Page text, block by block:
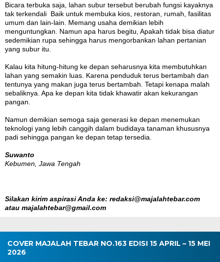
Bicara terbuka saja, lahan subur tersebut berubah fungsi kayaknya
tak terkendali Baik untuk membuka kios, restoran, rumah, fasilitas
umum dan lain-lain. Memang usaha demikian lebih
menguntungkan. Namun apa harus begitu, Apakah tidak bisa diatur
sedemikian rupa sehingga harus mengorbankan lahan pertanian
yang subur itu.
Kalau kita hitung-hitung ke depan seharusnya kita membutuhkan
lahan yang semakin luas. Karena penduduk terus bertambah dan
tentunya yang makan juga terus bertambah. Tetapi kenapa malah
sebaliknya. Apa ke depan kita tidak khawatir akan kekurangan
pangan.
Namun demikian semoga saja generasi ke depan menemukan
teknologi yang lebih canggih dalam budidaya tanaman khususnya
padi sehingga pangan ke depan tetap tersedia.
Suwanto
Kebumen, Jawa Tengah
Silakan kirim aspirasi Anda ke: redaksi@majalahtebar.com
atau majalahtebar@gmail.com
COVER MAJALAH TEBAR NO.163 EDISI 15 APRIL – 15 MEI
2026